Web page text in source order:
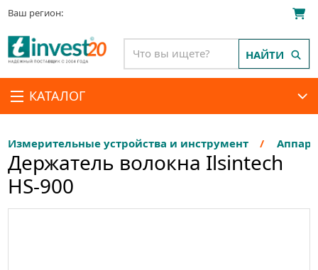
Ваш регион:
КАТАЛОГ
НАЙТИ
Измерительные устройства и инструмент
Держатель волокна Ilsintech
HS-900